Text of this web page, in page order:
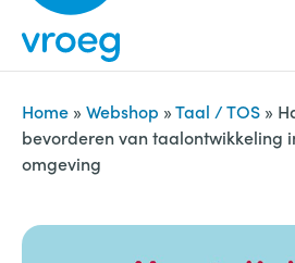
i
k
e
n
n
a
a
Home » Webshop »Taal / TOS »
bevorderen van taalontwikkeling
omgeving